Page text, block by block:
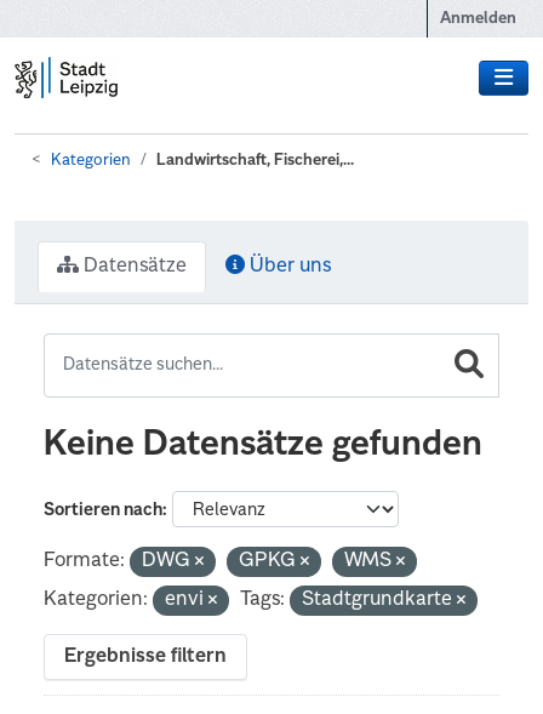
Anmelden
Kategorien Landwirtschaft, Fischerei,...
Datensätze Über uns
Keine Datensätze gefunden
Sortieren nach
Formate: DWG GPKG
WMS
Kategorien:
envi Tags: Stadtgrundkarte
Ergebnisse filtern